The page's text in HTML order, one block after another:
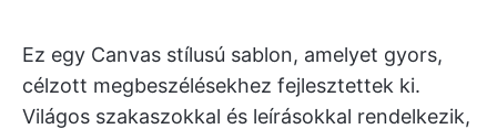
Ez egy Canvas stílusú sablon, amelyet gyors,
célzott megbeszélésekhez fejlesztettek ki.
Világos szakaszokkal és leírásokkal rendelkezik,